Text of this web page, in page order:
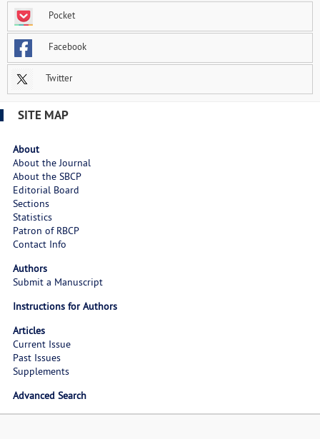
Pocket
Facebook
Twitter
SITE MAP
About
About the Journal
About the SBCP
Editorial Board
Sections
Statistics
Patron of RBCP
Contact Info
Authors
Submit a Manuscript
Instructions for Authors
Articles
Current Issue
Past Issues
Supplements
Advanced Search